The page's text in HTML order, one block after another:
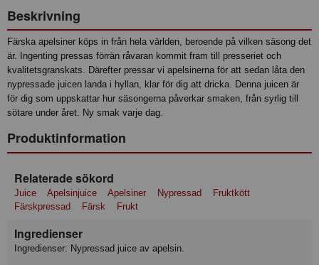
Beskrivning
Färska apelsiner köps in från hela världen, beroende på vilken säsong det
är. Ingenting pressas förrän råvaran kommit fram till presseriet och
kvalitetsgranskats. Därefter pressar vi apelsinerna för att sedan låta den
nypressade juicen landa i hyllan, klar för dig att dricka. Denna juicen är
för dig som uppskattar hur säsongerna påverkar smaken, från syrlig till
sötare under året. Ny smak varje dag.
Produktinformation
Relaterade sökord
Juice Apelsinjuice Apelsiner Nypressad
Fruktkött
Färskpressad
Färsk Frukt
Ingredienser
Ingredienser: Nypressad juice av apelsin.